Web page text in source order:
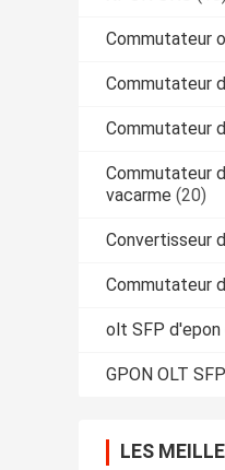
Commutateur
Commutateur
Commutateur
Commutateur
vacarme (20)
Convertisseur
Commutateur
olt SFP d'epon
GPON OLT SFP
LES